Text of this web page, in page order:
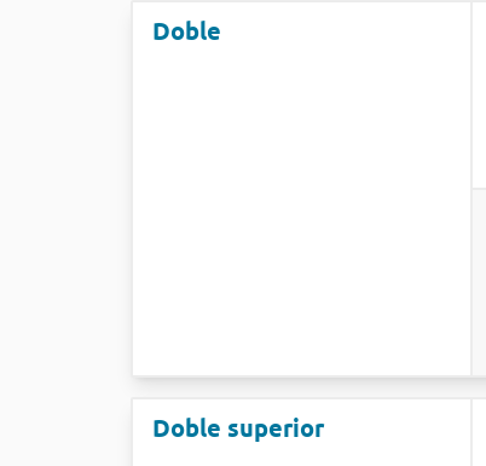
Doble
Doble superior